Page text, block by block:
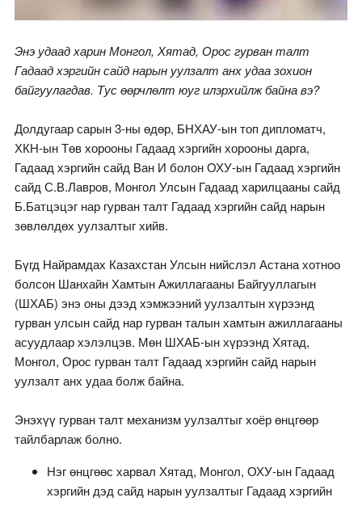
Энэ удаад харин Монгол, Хятад, Орос гурван талт
Гадаад хэргийн сайд нарын уулзалт анх удаа зохион
байгуулагдав. Тус өөрчлөлт юуг илэрхийлж байна вэ?
Долдугаар сарын 3-ны өдөр, БНХАУ-ын топ дипломатч,
ХКН-ын Төв хорооны Гадаад хэргийн хорооны дарга,
Гадаад хэргийн сайд Ван И болон ОХУ-ын Гадаад хэргийн
сайд С.В.Лавров, Монгол Улсын Гадаад харилцааны сайд
Б.Батцэцэг нар гурван талт Гадаад хэргийн сайд нарын
зөвлөлдөх уулзалтыг хийв.
Бүгд Найрамдах Казахстан Улсын нийслэл Астана хотноо
болсон Шанхайн Хамтын Ажиллагааны Байгууллагын
(ШХАБ) энэ оны дээд хэмжээний уулзалтын хүрээнд
гурван улсын сайд нар гурван талын хамтын ажиллагааны
асуудлаар хэлэлцэв. Мөн ШХАБ-ын хүрээнд Хятад,
Монгол, Орос гурван талт Гадаад хэргийн сайд нарын
уулзалт анх удаа болж байна.
Энэхүү гурван талт механизм уулзалтыг хоёр өнцгөөр
тайлбарлаж болно.
Нэг өнцгөөс харвал Хятад, Монгол, ОХУ-ын Гадаад
хэргийн дэд сайд нарын уулзалтыг Гадаад хэргийн